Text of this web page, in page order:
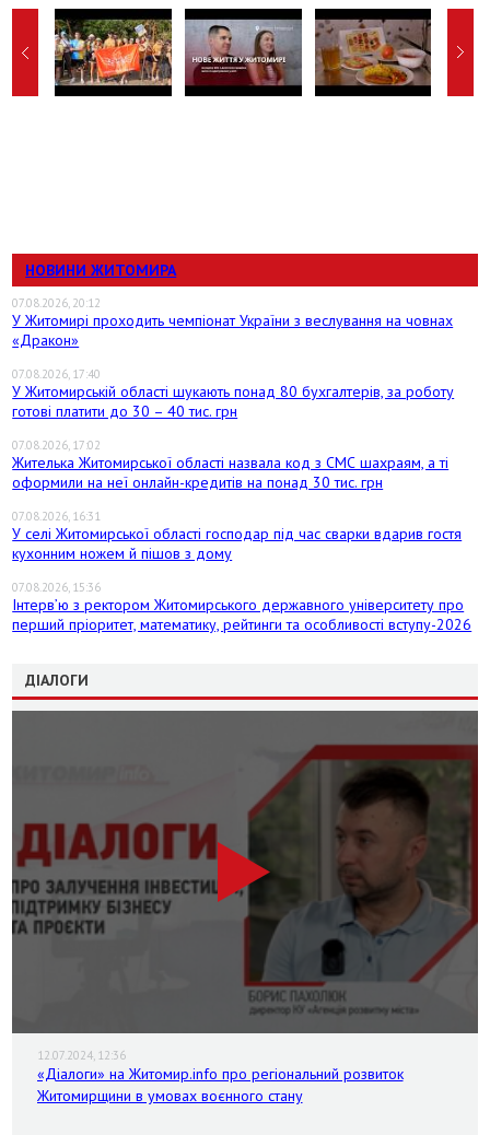
НОВИНИ ЖИТОМИРА
07.08.2026, 20:12
У Житомирі проходить чемпіонат України з веслування на човнах
«Дракон»
07.08.2026, 17:40
У Житомирській області шукають понад 80 бухгалтерів, за роботу
готові платити до 30 – 40 тис. грн
07.08.2026, 17:02
Жителька Житомирської області назвала код з СМС шахраям, а ті
оформили на неї онлайн-кредитів на понад 30 тис. грн
07.08.2026, 16:31
У селі Житомирської області господар під час сварки вдарив гостя
кухонним ножем й пішов з дому
07.08.2026, 15:36
Інтерв’ю з ректором Житомирського державного університету про
перший пріоритет, математику, рейтинги та особливості вступу-2026
ДІАЛОГИ
12.07.2024, 12:36
«Діалоги» на Житомир.info про регіональний розвиток
Житомирщини в умовах воєнного стану